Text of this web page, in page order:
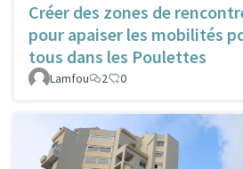
Créer des zones de
pour apaiser les mobilités
tous dans les Poulettes
Lamfou 2 0